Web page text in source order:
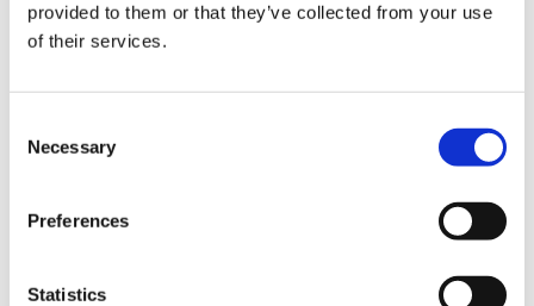
provided to them or that they’ve collected from your use
of their services.
Necessary
Preferences
Statistics
Master信用卡